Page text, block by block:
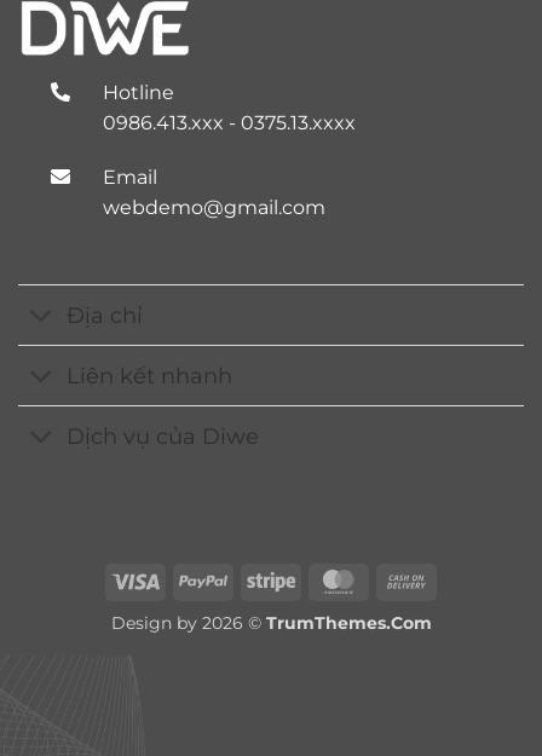
Hotline
0986.413.xxx - 0375.13.xxxx
Email
webdemo@gmail.com
Địa chỉ
Liên kết nhanh
Dịch vụ của Diwe
Visa PayPal Stripe MasterCard
Delivery
Design by 2026 © TrumThemes.Com